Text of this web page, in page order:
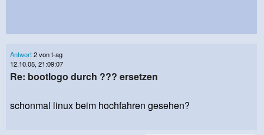
Antwort2 von t-ag
12.10.05, 21:09:07
Re: bootlogo durch ??? ersetzen
schonmal linux beim hochfahren gesehen?